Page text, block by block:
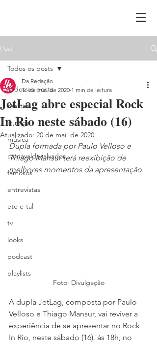
Post
Todos os posts
realities
ih,miga
música
carnavaldesalvador
famosos
entrevistas
etc-e-tal
tv
looks
podcast
playlists
Todos os posts
JetLag abre especial Rock
In Rio neste sábado (16)
Da Redação
16 de mai. de 2020 1 min de leitura
Atualizado: 20 de mai. de 2020
Dupla formada por Paulo Velloso e
Thiago Mansur terá reexibição de
melhores momentos da apresentação
Foto: Divulgação
A dupla JetLag, composta por Paulo
Velloso e Thiago Mansur, vai reviver a
experiência de se apresentar no Rock
In Rio, neste sábado (16), às 18h, no